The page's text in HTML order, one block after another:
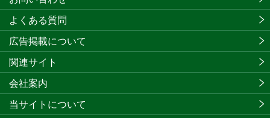
よくある質問
広告掲載について
関連サイト
会社案内
当サイトについて